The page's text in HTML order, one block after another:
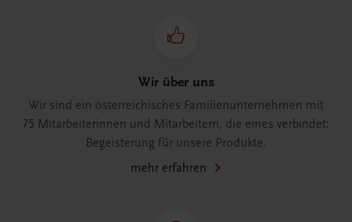
Wir über uns
Wir sind ein österreichisches Familienunternehmen mit
75 Mitarbeiterinnen und Mitarbeitern, die eines verbindet:
Begeisterung für unsere Produkte.
mehr erfahren